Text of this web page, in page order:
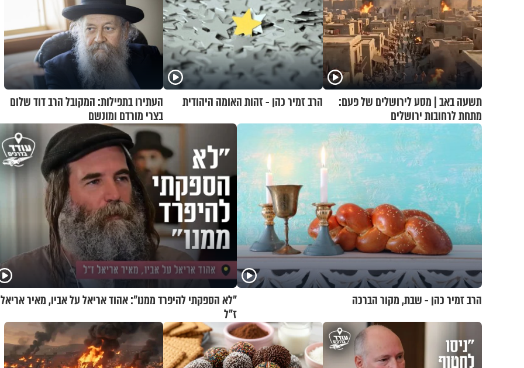
תשעה באב | מסע לירושלים של פעם:
מתחת לרחובות ירושלים
הרב זמיר כהן - זהות האומה היהודית
העתירו בתפילות: המקובל הרב דוד שלום
בצרי מורדם ומונשם
הרב זמיר כהן - שבת, מקור הברכה
"לא הספקתי להיפרד ממנו": אהוד אריאל על אביו, מאיר אריאל
ז"ל